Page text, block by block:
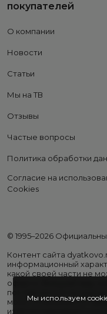
покупателей
О компании
Новости
Статьи
Мы на ТВ
Отзывы
Частые вопросы
Политика обработки
Согласие на
Cookies
© 1995–2026
Контент сайта
информационный
какой своей части не
оферта. Внешний вид,
поставляемой
могут отличаться от
изделия варьируются в
Мы используем